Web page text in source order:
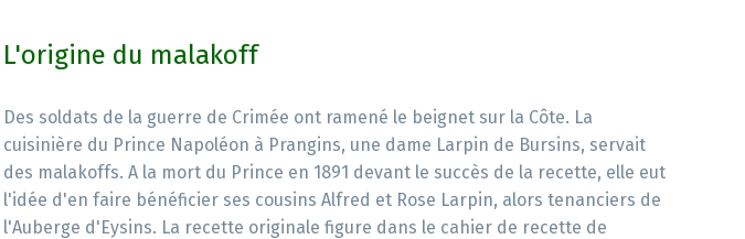
L'origine du malakoff
Des soldats de la guerre de Crimée ont ramené le beignet sur la Côte. La
cuisinière du Prince Napoléon à Prangins, une dame Larpin de Bursins, servait
des malakoffs. A la mort du Prince en 1891 devant le succès de la recette, elle eut
l'idée d'en faire bénéficier ses cousins Alfred et Rose Larpin, alors tenanciers de
l'Auberge d'Eysins. La recette originale figure dans le cahier de recette de